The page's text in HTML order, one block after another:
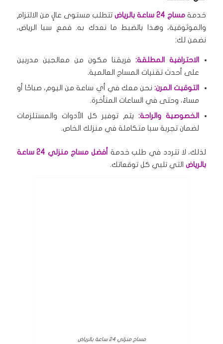
خدمة مساج 24 ساعة بالرياض
تتطلب مستوى عالٍ من الالتزام
والموثوقية، وهذا بالضبط ما نعدك به. فمع سبا الرياض،
نضمن لك:
الاحترافية المطلقة:فريقنا مكون من معالجين مدربين
على أحدث تقنيات المساج العالمية.
التوقيت المرن:نحن معك في أي ساعة من اليوم، صباحًا أو
مساءً، وحتى في الساعات المتأخرة.
الخصوصية والراحة:يتم توفير كل الأدوات والمستلزمات
لضمان تجربة سبا متكاملة في منزلك الخاص.
لذلك، لا تتردد في طلب خدمة
أفضل مساج منزلي 24 ساعة
بالرياضالتي تلبي كل توقعاتك.
مساج منزلي 24 ساعة بالرياض